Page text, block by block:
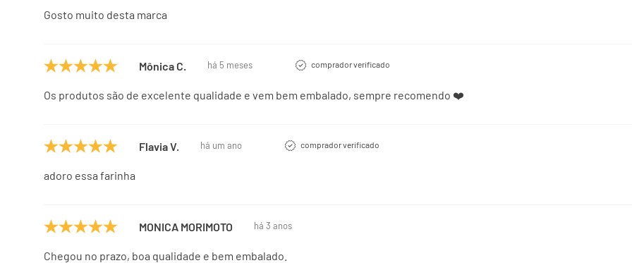
Gosto muito desta marca
Mônica C. há 5 meses comprador verificado
Os produtos são de excelente qualidade e vem bem embalado, sempre recomendo ❤️
Flavia V. há um ano comprador verificado
adoro essa farinha
MONICA MORIMOTO há 3 anos
Chegou no prazo, boa qualidade e bem embalado.